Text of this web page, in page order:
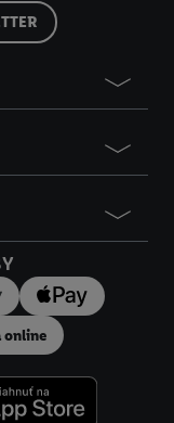
online